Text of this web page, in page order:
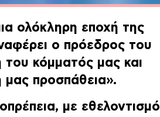
ολόκληρη εποχή της
ο πρόεδρος του
κόμματός μας και
προσπάθεια».
με εθελοντισμό